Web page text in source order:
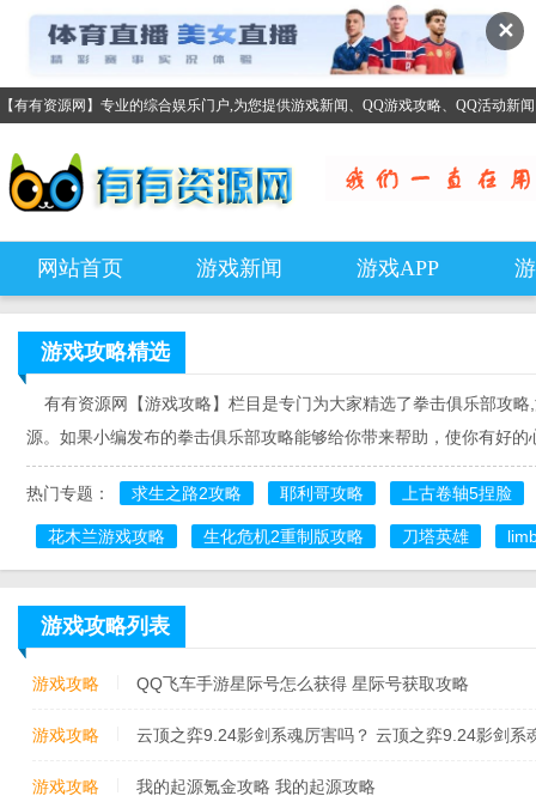
✕
【有有资源网】专业的综合娱乐门户,为您提供游戏新闻、QQ游戏攻略、QQ活动新
网站首页 游戏新闻 游戏APP
游戏攻略精选
有有资源网【游戏攻略】栏目是专门为大家精选了拳击俱乐部攻
源。如果小编发布的拳击俱乐部攻略能够给你带来帮助，使你有好
热门专题： 求生之路2攻略 耶利哥攻略 上古卷轴5捏脸
花木兰游戏攻略 生化危机2重制版攻略 刀塔英雄
游戏攻略列表
游戏攻略 QQ飞车手游星际号怎么获得 星际号获取攻略
游戏攻略 云顶之弈9.24影剑系魂厉害吗？ 云顶之弈9.24影剑系
游戏攻略 我的起源氪金攻略 我的起源攻略